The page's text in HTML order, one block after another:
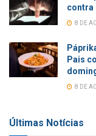
contra
8 DE
Pais
8 DE
Últimas Notícias